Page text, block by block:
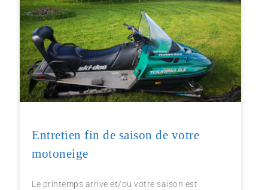
Entretien fin de saison de votre
motoneige
Le printemps arrive et/ou votre saison est